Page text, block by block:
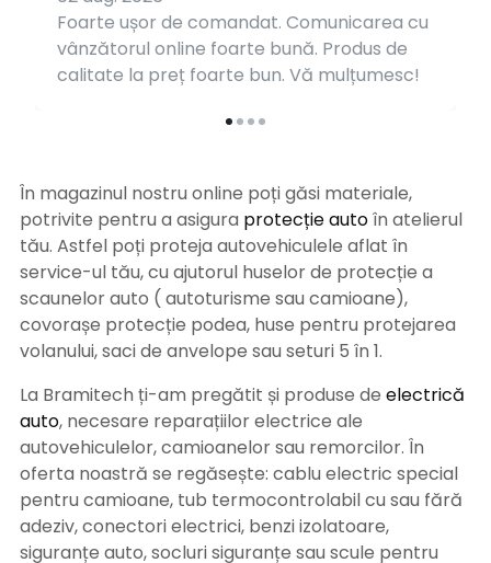
Foarte ușor de comandat. Comunicarea cu
vânzătorul online foarte bună. Produs de
calitate la preț foarte bun. Vă mulțumesc!
În magazinul nostru online poți găsi materiale,
potrivite pentru a asigura protecție autoîn atelierul
tău. Astfel poți proteja autovehiculele aflat în
service-ul tău, cu ajutorul huselor de protecție a
scaunelor auto ( autoturisme sau camioane),
covorașe protecție podea, huse pentru protejarea
volanului, saci de anvelope sau seturi 5 în 1.
La Bramitech ți-am pregătit și produse de electrică
auto, necesare reparațiilor electrice ale
autovehiculelor, camioanelor sau remorcilor. În
oferta noastră se regăsește: cablu electric special
pentru camioane, tub termocontrolabil cu sau fără
adeziv, conectori electrici, benzi izolatoare,
siguranțe auto, socluri siguranțe sau scule pentru